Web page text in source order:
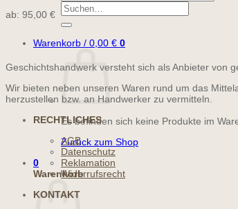
Suchen
nach:
Warenkorb / 0,00 € 0
Es befinden sich keine Produkte im
Zurück zum Shop
0
Warenkorb
ab: 95,00 €
Geschichtshandwerk versteht sich als Anbieter von
Wir bieten neben unseren Waren rund um das
herzustellen bzw. an Handwerker zu vermitteln.
RECHTLICHES
AGB
Datenschutz
Reklamation
Widerrufsrecht
KONTAKT